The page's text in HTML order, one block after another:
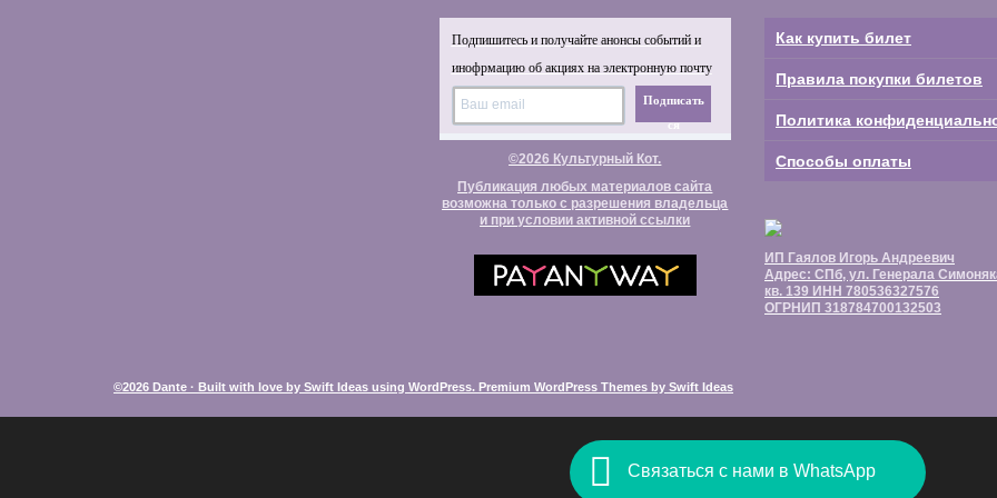
Связаться с нами в WhatsApp
Подпишитесь и получайте анонсы событий и
инофрмацию об акциях на электронную почту
Подписать
ся
©2026 Культурный Кот.
Публикация любых материалов сайта
возможна только с разрешения владельца
и при условии активной ссылки
Как купить билет
Правила покупки билетов
Политика
Способы оплаты
ИП Гаялов Игорь Андреевич
Адрес: СПб, ул. Генерала
кв. 139 ИНН 780536327576
ОГРНИП 318784700132503
©2026 Dante · Built with love by Swift Ideas using WordPress. Premium WordPress Themes by Swift Ideas